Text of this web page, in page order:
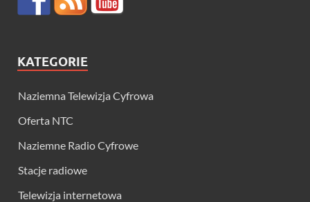
KATEGORIE
Naziemna Telewizja Cyfrowa
Oferta NTC
Naziemne Radio Cyfrowe
Stacje radiowe
Telewizja internetowa